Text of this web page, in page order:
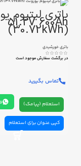
باتری لیتیوم
51.2V 600Ah
(30.72kWh)
باتری خورشیدی
در برگشت سفارش موجود است
تماس بگیرید
استعلام (پیامک)
کپی عنوان برای استعلام